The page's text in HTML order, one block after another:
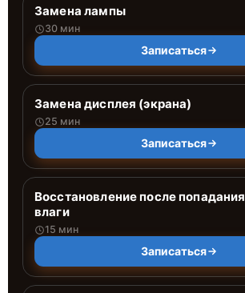
Замена лампы
30 мин
Записаться
Замена дисплея (экрана)
25 мин
Записаться
Восстановление после попадания
влаги
15 мин
Записаться